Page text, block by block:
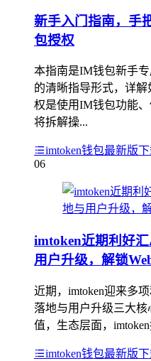
新手入门指南，手
包授权
本指南是IM钱包新手
的清晰指导形式，详
权是使用IM钱包功能
将拆解操...
imtoken钱包最新版
06
imtoken近期利好
用户升级，解锁
近期，imtoken迎来多
落地与用户升级三大核
值，生态层面，
imtoken钱包最新版